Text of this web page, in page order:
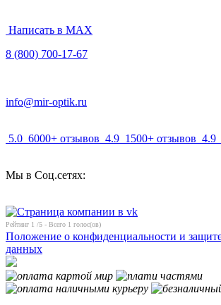
Написать в MAX
8 (800) 700-17-67
info@mir-optik.ru
5.0 6000+ отзывов 4.9 1500+ отзывов 4.9
Мы в Соц.сетях:
Рейтинг 1 /5 - Всего 1 голос(ов)
Положение о конфиденциальности и
данных